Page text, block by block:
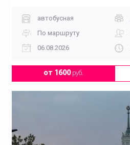
автобусная
По маршруту
06.08.2026
от 1600руб.